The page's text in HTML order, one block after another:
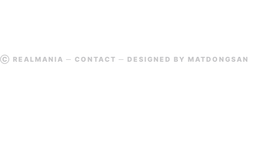
Ⓒ REALMANIA ─ CONTACT ─ DESIGNED BY MATDONGSAN